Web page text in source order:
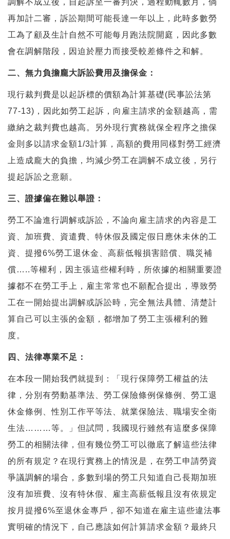
調解不成立後，自起訴至一審判決，過程動輒數月，倘
再加計二審，訴訟期間可能長達一年以上，此時多數勞
工為了顧及生計自然不可能每月跑法院開庭，因此多數
會在調解階段，因迫於壓力而接受較差條件之和解。
二、無力負擔龐大訴訟費用及擔保金：
現行裁判費是以起訴標的價額為計算基礎(民事訟法第
77-13)，因此如勞工起訴，向雇主請求的金額越高，需
繳納之裁判費也越高。另外現行實務就保全程序之擔保
金則多以請求金額1/3計算，高額的費用同樣對勞工經濟
上造成龐大的負擔，均減少勞工在調解不成立後，另行
提起訴訟之意願。
三、證據偏在難以舉證：
勞工不論進行調解或訴訟，不論向雇主請求的內容是工
資、加班費、資遣費、特休假及國定假日應休未休的工
資、提撥6%勞工退休金、高薪低報損害賠償、職災補
償…..等權利，因主張這些權利時，所依據的相關重要證
據都不在勞工手上，雇主常常也不願配合提出，導致勞
工在一開始提出調解或訴訟時，完全無法具體、清楚計
算自己可以主張的金額，都增加了勞工主張權利的難
度。
四、法律專業不足：
在本段一開始我們就提到：「現行保障勞工權益的法
律，分別有勞動基準法、勞工保險條例保條例、勞工退
休金條例、性別工作平等法、就業保險法、職場安全衛
生法………等。」但試問，我國現行雖然有這麼多保障
勞工的相關法律，但有幾位勞工可以徹底了解這些法律
的所有規定？在現行實務上的情況是，在勞工申請勞資
爭議調解的場合，多數到場的勞工只知道自己長期加班
沒有加班費、沒有特休假、雇主高薪低報且沒有依規定
按月提撥6%至退休金專戶，卻不知道在雇主這些違法事
實明確的情況下，自己應該如何計算請求金額？最終只